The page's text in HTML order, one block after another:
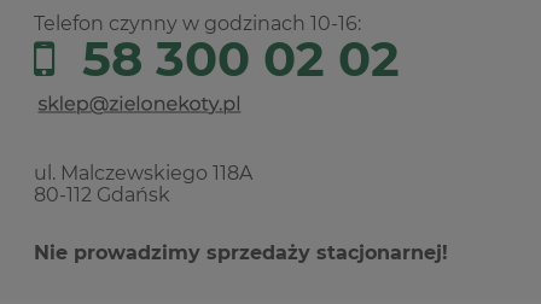
Telefon czynny w godzinach 10-16:
58 300 02 02
ul. Malczewskiego 118A
80-112 Gdańsk
Nie prowadzimy sprzedaży stacjonarnej!